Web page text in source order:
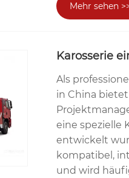
Mehr sehen
Karosserie
Als
in China
eine spezielle
entwickelt
kompatibel,
und wird